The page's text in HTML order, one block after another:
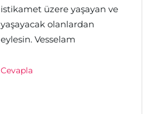
istikamet üzere yaşayan ve
yaşayacak olanlardan
eylesin. Vesselam
Cevapla